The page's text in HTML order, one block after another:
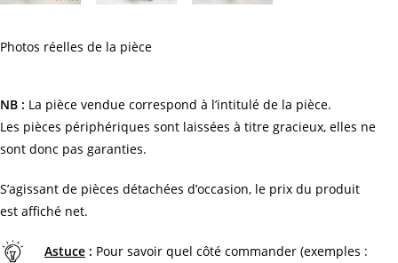
Photos réelles de la pièce
NB : La pièce vendue correspond à l’intitulé de la pièce.
Les pièces périphériques sont laissées à titre gracieux, elles ne
sont donc pas garanties.
S’agissant de pièces détachées d’occasion, le prix du produit
est affiché net.
Astuce : Pour savoir quel côté commander (exemples :